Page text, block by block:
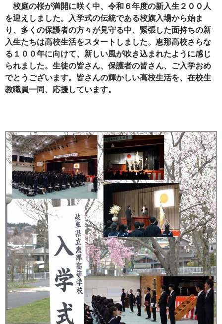
校庭の桜が満開に咲く中、令和６年度の新入生２００人
を迎えしました。入学式の伝統である校旗入場から始ま
り、多くの保護者の方々が見守る中、緊張した面持ちの新
入生たちは高校生活をスタートしました。恵那高校さらな
る１００年に向けて、新しい風が吹き込まれたように感じ
られました。生徒の皆さん、保護者の皆さん、ご入学おめ
でとうございます。皆さんの輝かしい高校生活を、在校生
教職員一同、応援しています。